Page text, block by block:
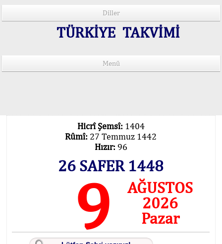
Diller
TÜRKİYE TAKVİMİ
Menü
Hicrî Şemsî: 1404
Rûmî: 27 Temmuz 1442
Hızır: 96
26 SAFER 1448
9
AĞUSTOS
2026
Pazar